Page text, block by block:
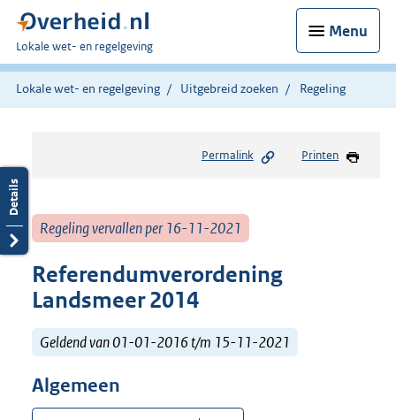
Menu
U
bent
hier:
Lokale wet- en regelgeving
Lokale wet- en regelgeving Uitgebreid zoeken Regeling
Permalink Printen
Regeling vervallen per 16-11-2021
Referendumverordening
Landsmeer 2014
Geldend van 01-01-2016 t/m 15-11-2021
Algemeen